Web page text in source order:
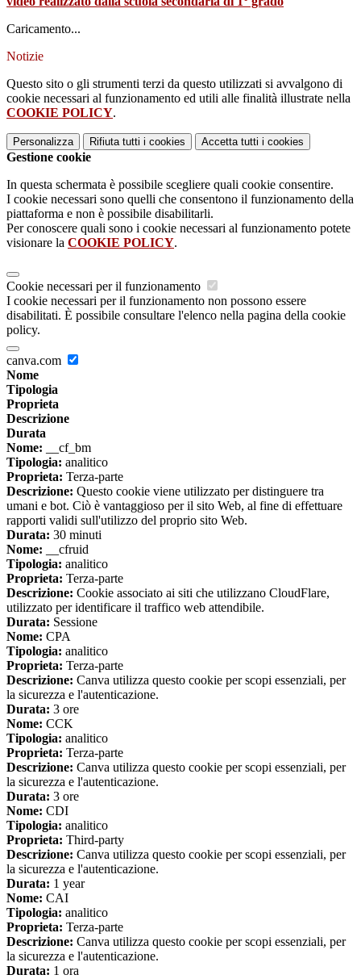
Caricamento...
Notizie
Questo sito o gli strumenti terzi da questo utilizzati si avvalgono di
cookie necessari al funzionamento ed utili alle finalità illustrate nella
COOKIE POLICY.
Personalizza Rifiuta tutti i cookies Accetta tutti i cookies
Gestione cookie
In questa schermata è possibile scegliere quali cookie consentire.
I cookie necessari sono quelli che consentono il funzionamento della
piattaforma e non è possibile disabilitarli.
Per conoscere quali sono i cookie necessari al funzionamento potete
visionare la COOKIE POLICY.
Cookie necessari per il funzionamento
I cookie necessari per il funzionamento non possono essere
disabilitati. È possibile consultare l'elenco nella pagina della cookie
policy.
canva.com
Nome
Tipologia
Proprieta
Descrizione
Durata
Nome: __cf_bm
Tipologia: analitico
Proprieta: Terza-parte
Descrizione: Questo cookie viene utilizzato per distinguere tra
umani e bot. Ciò è vantaggioso per il sito Web, al fine di effettuare
rapporti validi sull'utilizzo del proprio sito Web.
Durata: 30 minuti
Nome: __cfruid
Tipologia: analitico
Proprieta: Terza-parte
Descrizione: Cookie associato ai siti che utilizzano CloudFlare,
utilizzato per identificare il traffico web attendibile.
Durata: Sessione
Nome: CPA
Tipologia: analitico
Proprieta: Terza-parte
Descrizione: Canva utilizza questo cookie per scopi essenziali, per
la sicurezza e l'autenticazione.
Durata: 3 ore
Nome: CCK
Tipologia: analitico
Proprieta: Terza-parte
Descrizione: Canva utilizza questo cookie per scopi essenziali, per
la sicurezza e l'autenticazione.
Durata: 3 ore
Nome: CDI
Tipologia: analitico
Proprieta: Third-party
Descrizione: Canva utilizza questo cookie per scopi essenziali, per
la sicurezza e l'autenticazione.
Durata: 1 year
Nome: CAI
Tipologia: analitico
Proprieta: Terza-parte
Descrizione: Canva utilizza questo cookie per scopi essenziali, per
la sicurezza e l'autenticazione.
Durata: 1 ora